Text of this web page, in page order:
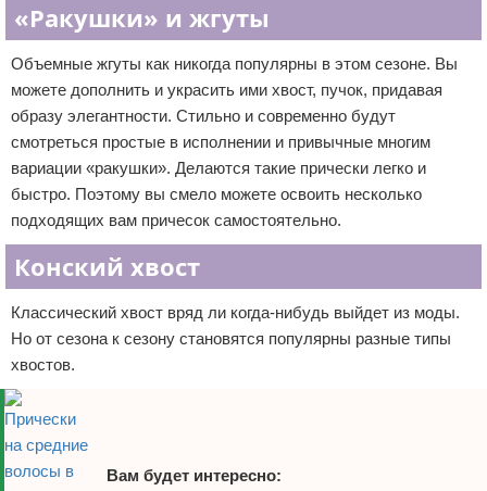
«Ракушки» и жгуты
Объемные жгуты как никогда популярны в этом сезоне. Вы
можете дополнить и украсить ими хвост, пучок, придавая
образу элегантности. Стильно и современно будут
смотреться простые в исполнении и привычные многим
вариации «ракушки». Делаются такие прически легко и
быстро. Поэтому вы смело можете освоить несколько
подходящих вам причесок самостоятельно.
Конский хвост
Классический хвост вряд ли когда-нибудь выйдет из моды.
Но от сезона к сезону становятся популярны разные типы
хвостов.
Вам будет интересно: